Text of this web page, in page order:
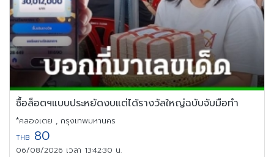
ซื้อล็อตฯแบบประหยัดงบแต่ได้รางวัลใหญ่ฉบับจับมือทำ
*คลองเตย , กรุงเทพมหานคร
THB 80
06/08/2026 เวลา 13:42:30 น.